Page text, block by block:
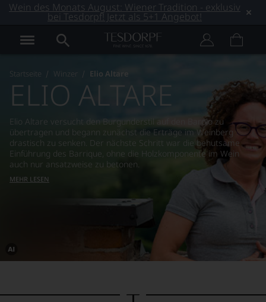
Wein des Monats August: Wiener Tradition - exklusiv
bei Tesdorpf! Jetzt als 5+1 Angebot!
Startseite Winzer Elio Altare
Dieses
von
ELIO ALTARE
Elio Altare versucht den Burgunderstil auf den Barolo zu
übertragen und begann zunächst die Erträge im Weinberg
drastisch zu senken. Der nächste Schritt war die behutsame
Einführung des Barrique, ohne die Holzkomponente im Wein
auch nur ansatzweise zu betonen.
MEHR LESEN